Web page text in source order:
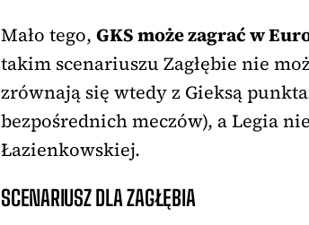
Mało tego, GKS może zagrać w
takim scenariuszu Zagłębie nie
zrównają się wtedy z Gieksą
bezpośrednich meczów), a Legia
Łazienkowskiej.
SCENARIUSZ DLA ZAGŁĘBIA